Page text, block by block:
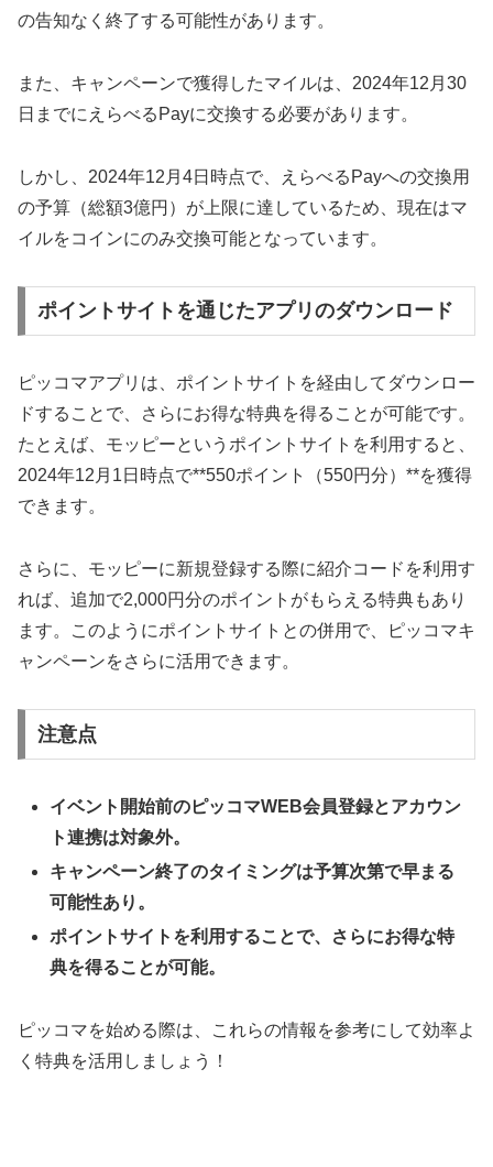
の告知なく終了する可能性があります。
また、キャンペーンで獲得したマイルは、2024年12月30
日までにえらべるPayに交換する必要があります。
しかし、2024年12月4日時点で、えらべるPayへの交換用
の予算（総額3億円）が上限に達しているため、現在はマ
イルをコインにのみ交換可能となっています。
ポイントサイトを通じたアプリのダウンロード
ピッコマアプリは、ポイントサイトを経由してダウンロー
ドすることで、さらにお得な特典を得ることが可能です。
たとえば、モッピーというポイントサイトを利用すると、
2024年12月1日時点で**550ポイント（550円分）**を獲得
できます。
さらに、モッピーに新規登録する際に紹介コードを利用す
れば、追加で2,000円分のポイントがもらえる特典もあり
ます。このようにポイントサイトとの併用で、ピッコマキ
ャンペーンをさらに活用できます。
注意点
イベント開始前のピッコマWEB会員登録とアカウン
ト連携は対象外。
キャンペーン終了のタイミングは予算次第で早まる
可能性あり。
ポイントサイトを利用することで、さらにお得な特
典を得ることが可能。
ピッコマを始める際は、これらの情報を参考にして効率よ
く特典を活用しましょう！